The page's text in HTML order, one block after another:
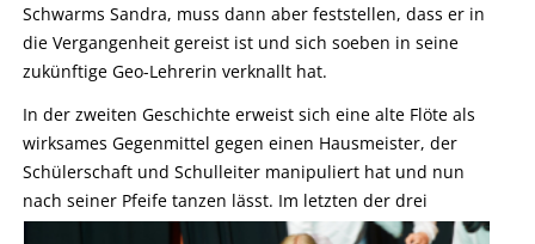
Schwarms Sandra, muss dann aber feststellen, dass er in
die Vergangenheit gereist ist und sich soeben in seine
zukünftige Geo-Lehrerin verknallt hat.
In der zweiten Geschichte erweist sich eine alte Flöte als
wirksames Gegenmittel gegen einen Hausmeister, der
Schülerschaft und Schulleiter manipuliert hat und nun
nach seiner Pfeife tanzen lässt. Im letzten der drei